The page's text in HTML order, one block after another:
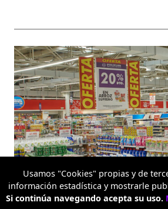
Usamos "Cookies" propias y de
información estadística y mostrarle
Si continúa navegando acepta su uso.